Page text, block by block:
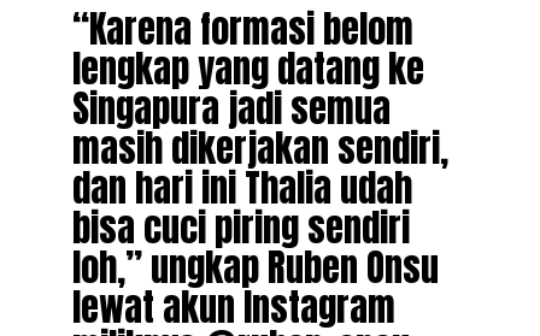
“Karena formasi belom
lengkap yang datang ke
Singapura jadi semua
masih dikerjakan sendiri,
dan hari ini Thalia udah
bisa cuci piring sendiri
loh,” ungkap Ruben Onsu
lewat akun Instagram